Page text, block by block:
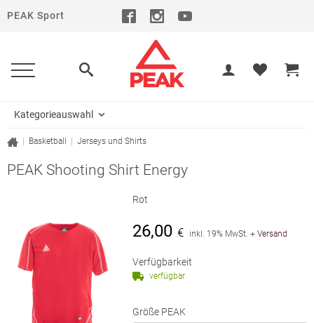
PEAK Sport
Kategorieauswahl
Basketball Jerseys und Shirts
PEAK Shooting Shirt Energy
Rot
26,00 € inkl. 19% MwSt. +Versand
Verfügbarkeit
verfügbar
Größe PEAK